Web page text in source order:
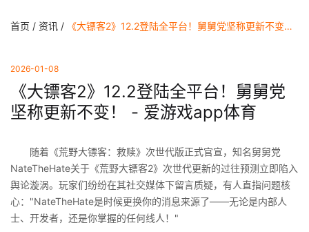
首页 / 资讯 / 《大镖客2》12.2登陆全平台！舅舅党坚称更新不变！ - 爱游戏app体育
2026-01-08
《大镖客2》12.2登陆全平台！舅舅党
坚称更新不变！ - 爱游戏app体育
随着《荒野大镖客：救赎》次世代版正式官宣，知名舅舅党
NateTheHate关于《荒野大镖客2》次世代更新的过往预测立即陷入
舆论漩涡。玩家们纷纷在其社交媒体下留言质疑，有人直指问题核
心："NateTheHate是时候更换你的消息来源了——无论是内部人
士、开发者，还是你掌握的任何线人！"